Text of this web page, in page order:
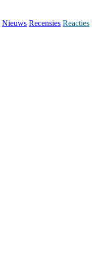
Nieuws Recensies Reacties